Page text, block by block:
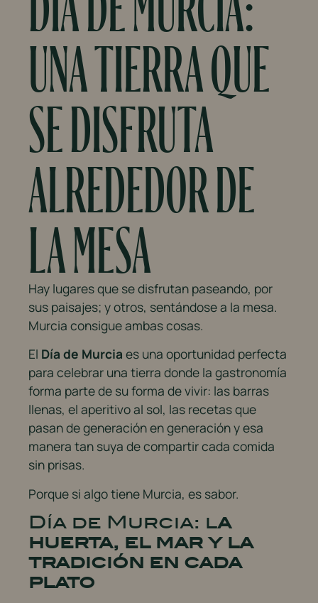
UNA TIERRA QUE
SE DISFRUTA
ALREDEDOR DE
LA MESA
Hay lugares que se disfrutan paseando, por
sus paisajes; y otros, sentándose a la mesa.
Murcia consigue ambas cosas.
El Día de Murcia es una oportunidad perfecta
para celebrar una tierra donde la gastronomía
forma parte de su forma de vivir: las barras
llenas, el aperitivo al sol, las recetas que
pasan de generación en generación y esa
manera tan suya de compartir cada comida
sin prisas.
Porque si algo tiene Murcia, es sabor.
Día de Murcia: la
huerta, el mar y la
tradición en cada
plato